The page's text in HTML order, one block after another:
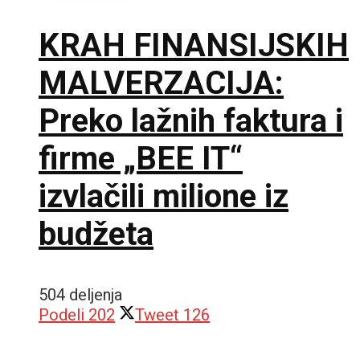
KRAH FINANSIJSKIH
MALVERZACIJA:
Preko lažnih faktura i
firme „BEE IT“
izvlačili milione iz
budžeta
504 deljenja
Podeli 202 Tweet 126